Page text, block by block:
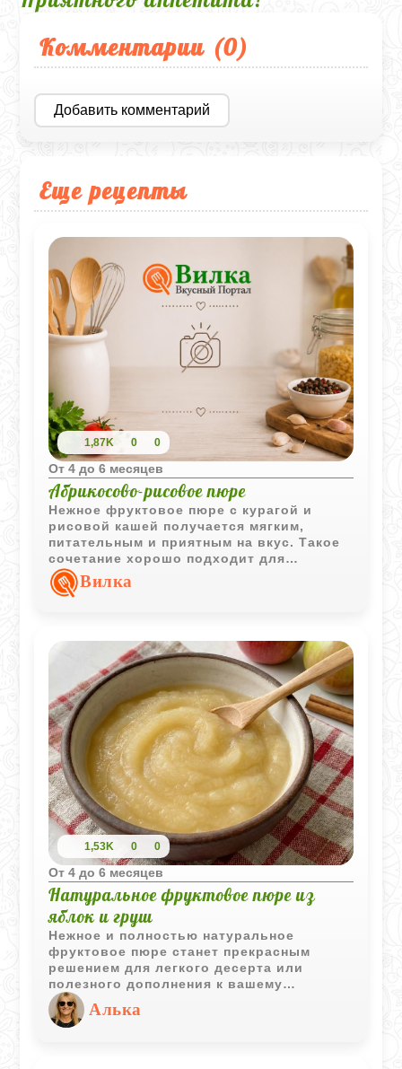
Комментарии (0)
Добавить комментарий
Еще рецепты
1,87K 0 0
Oт 4 до 6 месяцев
Абрикосово-рисовое пюре
Нежное фруктовое пюре с курагой и
рисовой кашей получается мягким,
питательным и приятным на вкус. Такое
сочетание хорошо подходит для
детского прикорма благодаря
деликатной текстуре и легкой
Вилка
1,53K 0 0
Oт 4 до 6 месяцев
Натуральное фруктовое пюре из
яблок и груш
Нежное и полностью натуральное
фруктовое пюре станет прекрасным
решением для легкого десерта или
полезного дополнения к вашему
завтраку. Готовится оно элементарно и
позволяет сохранить максимум
витаминов благодаря щадящим методам
Алька